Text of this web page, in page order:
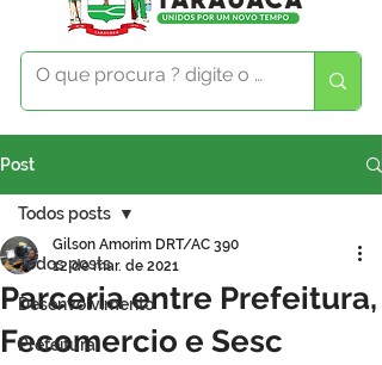
Post
Todos posts
Desenvolvimento
Prefeitura
Todos posts
Parceria entre Prefeitura,
Fecomercio e Sesc
Gilson Amorim DRT/AC 390
12 de mar. de 2021